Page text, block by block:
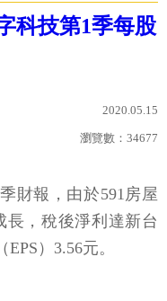
科技第1季每股
2020.05.15
瀏覽數： 34677
財報，由於591房屋
長，稅後淨利達新台
）3.56元。